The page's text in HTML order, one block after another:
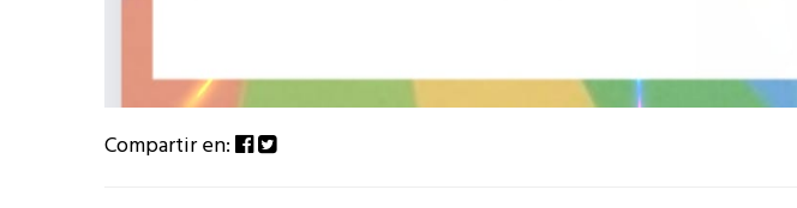
Compartir en: